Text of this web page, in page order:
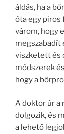
áldás, ha a
óta egy piros
várom, hogy
megszabadít
viszketett és
módszerek
hogy a
A doktor úr a
dolgozik, és
a lehető